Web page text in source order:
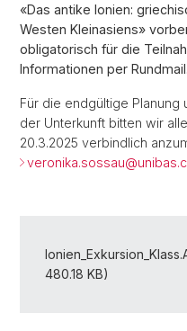
«Das antike Ionien:
Westen Kleinasiens»
obligatorisch für die
Informationen per Rundmail.
Für die endgültige Planung
der Unterkunft bitten wir
20.3.2025 verbindlich
veronika.sossau@
480.18 KB)